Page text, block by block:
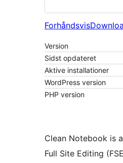
Forhåndsvis
Version
Sidst opdateret
Aktive installationer
WordPress version
PHP version
Clean Notebook is
Full Site Editing